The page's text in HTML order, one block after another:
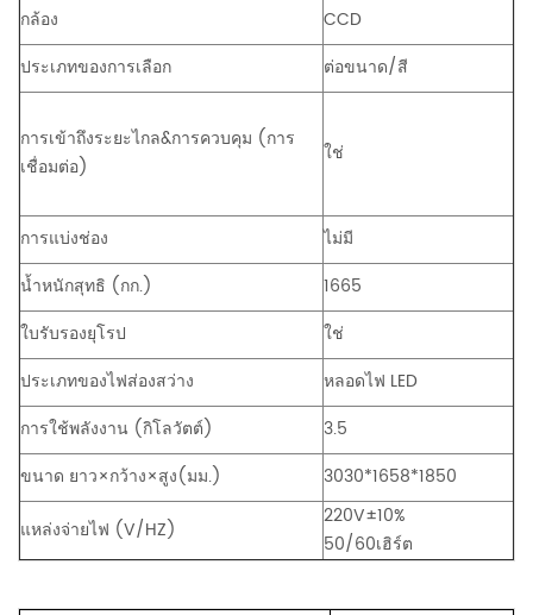
กล้อง
CCD
ประเภทของการเลือก
ต่อขนาด/สี
การเข้าถึงระยะไกล&การควบคุม (การ
เชื่อมต่อ)
ใช่
การแบ่งช่อง
ไม่มี
น้ำหนักสุทธิ (กก.)
1665
ใบรับรองยุโรป
ใช่
ประเภทของไฟส่องสว่าง
หลอดไฟ LED
การใช้พลังงาน (กิโลวัตต์)
3.5
ขนาด ยาว×กว้าง×สูง(มม.)
3030*1658*1850
แหล่งจ่ายไฟ (V/HZ)
220V±10%
50/60เฮิร์ต